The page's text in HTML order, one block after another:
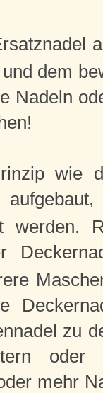
dem
Nadeln
wie
werden.
zu
oder
mehr